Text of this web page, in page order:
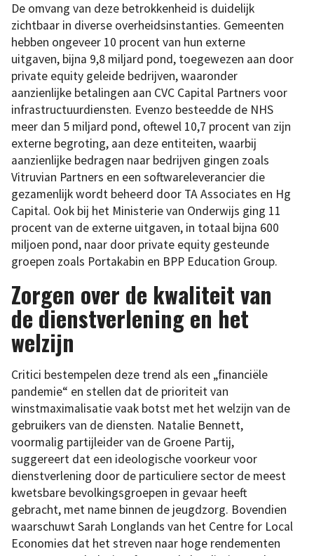
De omvang van deze betrokkenheid is duidelijk
zichtbaar in diverse overheidsinstanties. Gemeenten
hebben ongeveer 10 procent van hun externe
uitgaven, bijna 9,8 miljard pond, toegewezen aan door
private equity geleide bedrijven, waaronder
aanzienlijke betalingen aan CVC Capital Partners voor
infrastructuurdiensten. Evenzo besteedde de NHS
meer dan 5 miljard pond, oftewel 10,7 procent van zijn
externe begroting, aan deze entiteiten, waarbij
aanzienlijke bedragen naar bedrijven gingen zoals
Vitruvian Partners en een softwareleverancier die
gezamenlijk wordt beheerd door TA Associates en Hg
Capital. Ook bij het Ministerie van Onderwijs ging 11
procent van de externe uitgaven, in totaal bijna 600
miljoen pond, naar door private equity gesteunde
groepen zoals Portakabin en BPP Education Group.
Zorgen over de kwaliteit van
de dienstverlening en het
welzijn
Critici bestempelen deze trend als een „financiële
pandemie“ en stellen dat de prioriteit van
winstmaximalisatie vaak botst met het welzijn van de
gebruikers van de diensten. Natalie Bennett,
voormalig partijleider van de Groene Partij,
suggereert dat een ideologische voorkeur voor
dienstverlening door de particuliere sector de meest
kwetsbare bevolkingsgroepen in gevaar heeft
gebracht, met name binnen de jeugdzorg. Bovendien
waarschuwt Sarah Longlands van het Centre for Local
Economies dat het streven naar hoge rendementen